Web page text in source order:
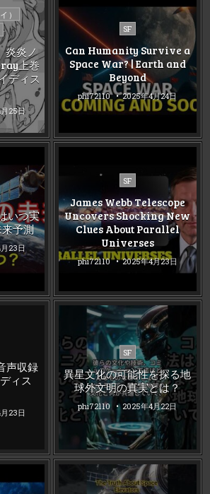
）
炎炎ノ
上巻
ディス
25日
Posted
SF
Can Humanity Survive a
Space War? | Earth and
Beyond
phi72110 2025年4月24日
いつ実
予測
23日
Posted
SF
James Webb Telescope
Uncovers Shocking New
Clues About Parallel
Universes
phi72110 2025年4月23日
声収録
ィス
23日
Posted
in
SF
異星文化の可能性を探る地
球外文明の真実とは？
phi72110 2025年4月22日